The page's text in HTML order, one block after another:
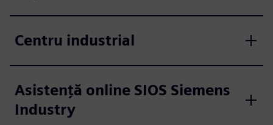
Centru industrial
Asistență online SIOS Siemens
Industry